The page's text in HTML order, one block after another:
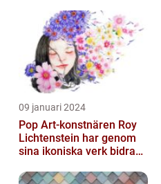
09 januari 2024
Pop Art-konstnären Roy
Lichtenstein har genom
sina ikoniska verk bidragit